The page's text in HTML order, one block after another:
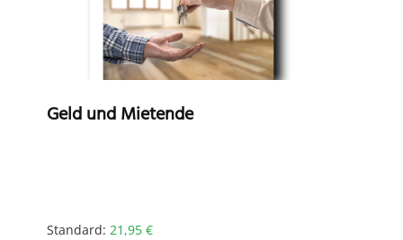
Geld und Mietende
Standard: 21,95 €